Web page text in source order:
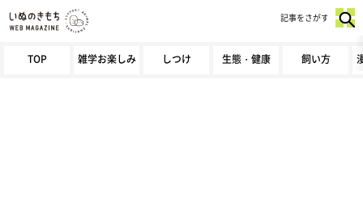
TOP 雑学お楽しみ しつけ 生態・健康 飼い方
記事をさがす